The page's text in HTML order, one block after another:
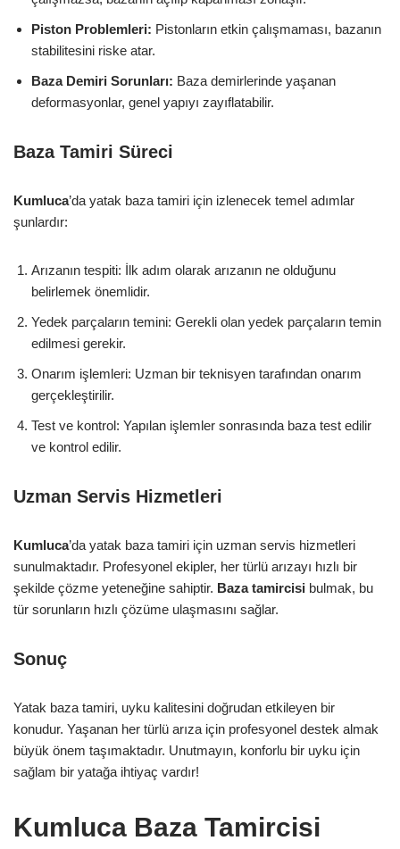
Piston Problemleri: Pistonların etkin çalışmaması, bazanın
stabilitesini riske atar.
Baza Demiri Sorunları: Baza demirlerinde yaşanan
deformasyonlar, genel yapıyı zayıflatabilir.
Baza Tamiri Süreci
Kumluca’da yatak baza tamiri için izlenecek temel adımlar
şunlardır:
Arızanın tespiti: İlk adım olarak arızanın ne olduğunu
belirlemek önemlidir.
Yedek parçaların temini: Gerekli olan yedek parçaların temin
edilmesi gerekir.
Onarım işlemleri: Uzman bir teknisyen tarafından onarım
gerçekleştirilir.
Test ve kontrol: Yapılan işlemler sonrasında baza test edilir
ve kontrol edilir.
Uzman Servis Hizmetleri
Kumluca’da yatak baza tamiri için uzman servis hizmetleri
sunulmaktadır. Profesyonel ekipler, her türlü arızayı hızlı bir
şekilde çözme yeteneğine sahiptir. Baza tamircisi bulmak, bu
tür sorunların hızlı çözüme ulaşmasını sağlar.
Sonuç
Yatak baza tamiri, uyku kalitesini doğrudan etkileyen bir
konudur. Yaşanan her türlü arıza için profesyonel destek almak
büyük önem taşımaktadır. Unutmayın, konforlu bir uyku için
sağlam bir yatağa ihtiyaç vardır!
Kumluca Baza Tamircisi